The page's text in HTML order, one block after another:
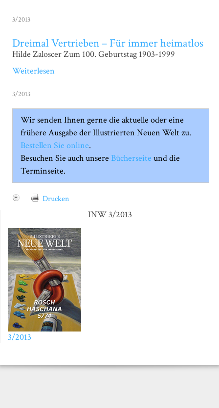
3/2013
Dreimal Vertrieben – Für immer heimatlos
Hilde Zaloscer Zum 100. Geburtstag 1903-1999
Weiterlesen
3/2013
Wir senden Ihnen gerne die aktuelle oder eine
frühere Ausgabe der Illustrierten Neuen Welt zu.
Bestellen Sie online.
Besuchen Sie auch unsere Bücherseite und die
Terminseite.
Drucken
INW 3/2013
3/2013